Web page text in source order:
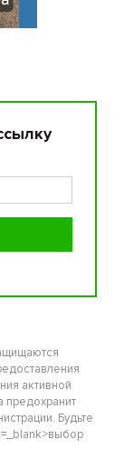
активной
предохранит
Будьте